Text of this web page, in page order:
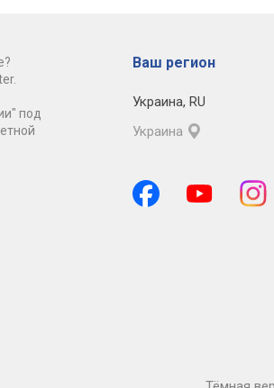
под
Ваш регион
Украина, RU
Украина